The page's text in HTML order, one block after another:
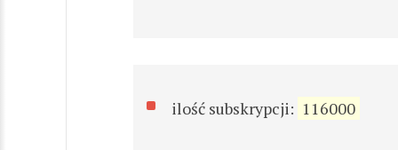
ilość subskrypcji: 116000